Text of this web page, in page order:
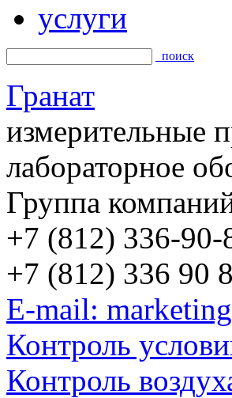
услуги
поиск
Гранат
измерительные
лабораторное
Группа
+7 (812) 336-
+7 (812) 336 90
E-mail:
Контроль
Контроль